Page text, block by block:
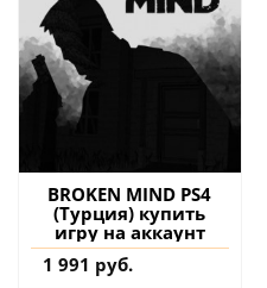
BROKEN MIND PS4
(Турция) купить
игру на аккаунт
1 991 руб.